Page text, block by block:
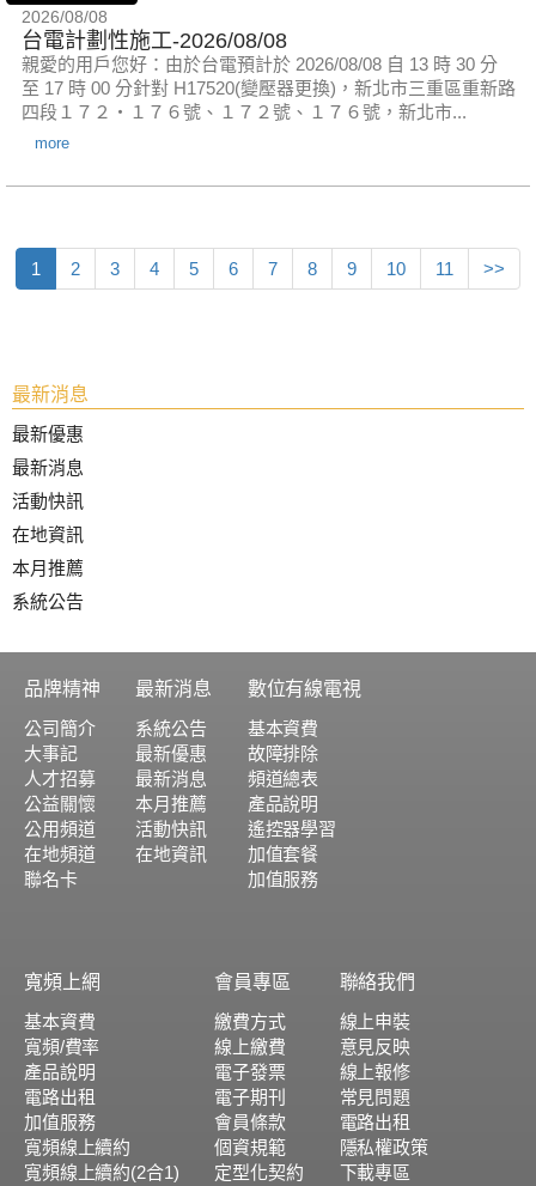
2026/08/08
台電計劃性施工-2026/08/08
親愛的用戶您好：由於台電預計於 2026/08/08 自 13 時 30 分
至 17 時 00 分針對 H17520(變壓器更換)，新北市三重區重新路
四段１７２‧１７６號、１７２號、１７６號，新北市...
more
1 2 3 4 5 6 7 8 9 10 11 >>
最新消息
最新優惠
最新消息
活動快訊
在地資訊
本月推薦
系統公告
品牌精神
公司簡介
大事記
人才招募
公益關懷
公用頻道
在地頻道
聯名卡
最新消息
系統公告
最新優惠
最新消息
本月推薦
活動快訊
在地資訊
數位有線電視
基本資費
故障排除
頻道總表
產品說明
遙控器學習
加值套餐
加值服務
寬頻上網
基本資費
寬頻/費率
產品說明
電路出租
加值服務
寬頻線上續約
寬頻線上續約(2合1)
會員專區
繳費方式
線上繳費
電子發票
電子期刊
會員條款
個資規範
定型化契約
聯絡我們
線上申裝
意見反映
線上報修
常見問題
電路出租
隱私權政策
下載專區